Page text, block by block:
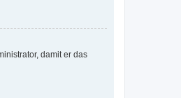
damit er das